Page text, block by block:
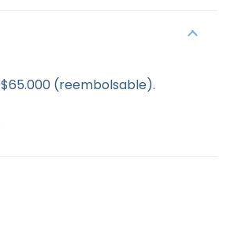
$65.000 (reembolsable).